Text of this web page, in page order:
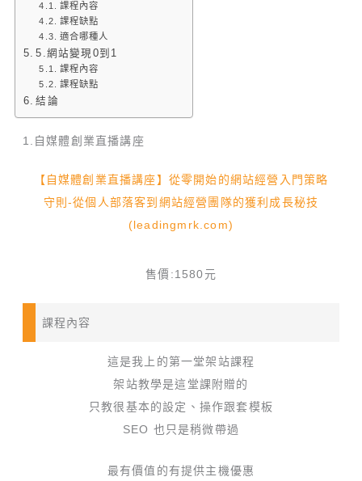
課程內容
課程缺點
適合哪種人
5.網站變現0到1
課程內容
課程缺點
結論
1.自媒體創業直播講座
【自媒體創業直播講座】從零開始的網站經營入門策略
守則-從個人部落客到網站經營團隊的獲利成長秘技
(leadingmrk.com)
售價:1580元
課程內容
這是我上的第一堂架站課程
架站教學是這堂課附贈的
只教很基本的設定、操作跟套模板
SEO 也只是稍微帶過
最有價值的有提供主機優惠